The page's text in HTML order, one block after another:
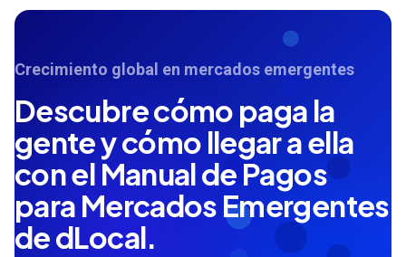
Crecimiento global en mercados emergentes
Descubre cómo paga la
gente y cómo llegar a ella
con el Manual de Pagos
para Mercados Emergentes
de dLocal.